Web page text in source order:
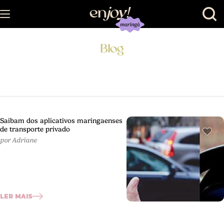
enjoy!
Blog
Saibam dos aplicativos maringaenses
de transporte privado
por Adriane
LER MAIS